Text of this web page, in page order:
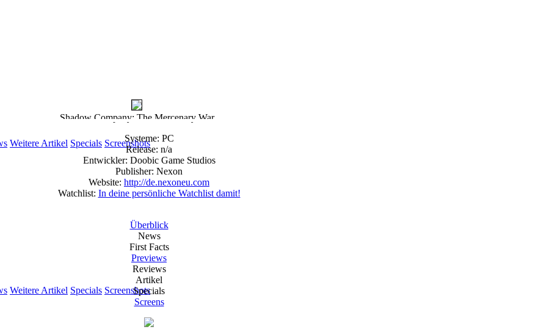
Weitere Artikel Specials Screenshots
Weitere Artikel Specials Screenshots
Shadow Company: The Mercenary War
Systeme: PC
Release: n/a
Entwickler: Doobic Game Studios
Publisher: Nexon
Website: http://de.nexoneu.com
Watchlist: In deine persönliche Watchlist damit!
Überblick
News
First Facts
Previews
Reviews
Artikel
Specials
Screens